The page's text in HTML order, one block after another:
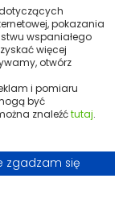
pokazania
wspaniałego
więcej
otwórz
i pomiaru
być
znaleźćtutaj.
zgadzam się
ustawienie